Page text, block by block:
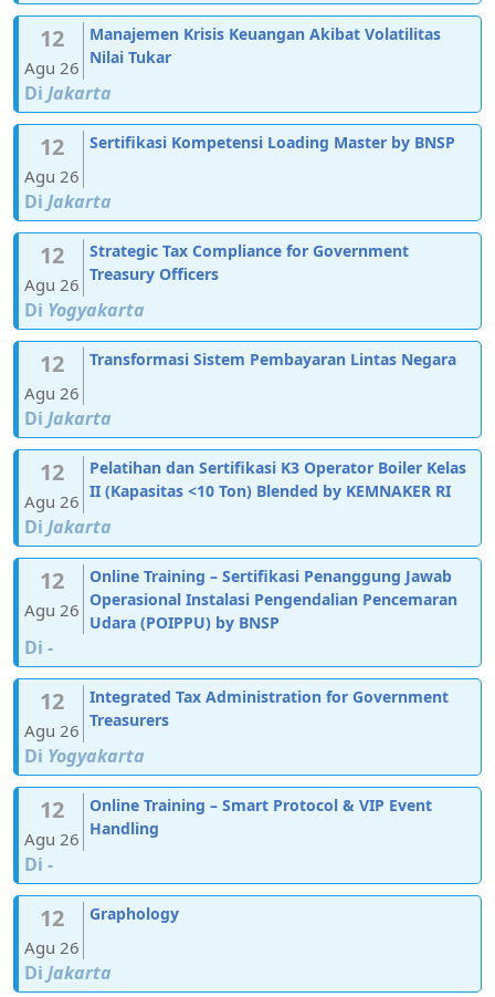
12
Agu 26
Manajemen Krisis Keuangan Akibat Volatilitas
Nilai Tukar
Di Jakarta
12
Agu 26
Sertifikasi Kompetensi Loading Master by BNSP
Di Jakarta
12
Agu 26
Strategic Tax Compliance for Government
Treasury Officers
Di Yogyakarta
12
Agu 26
Transformasi Sistem Pembayaran Lintas Negara
Di Jakarta
12
Agu 26
Pelatihan dan Sertifikasi K3 Operator Boiler Kelas
II (Kapasitas <10 Ton) Blended by KEMNAKER RI
Di Jakarta
12
Agu 26
Online Training – Sertifikasi Penanggung Jawab
Operasional Instalasi Pengendalian Pencemaran
Udara (POIPPU) by BNSP
Di -
12
Agu 26
Integrated Tax Administration for Government
Treasurers
Di Yogyakarta
12
Agu 26
Online Training – Smart Protocol & VIP Event
Handling
Di -
12
Agu 26
Graphology
Di Jakarta